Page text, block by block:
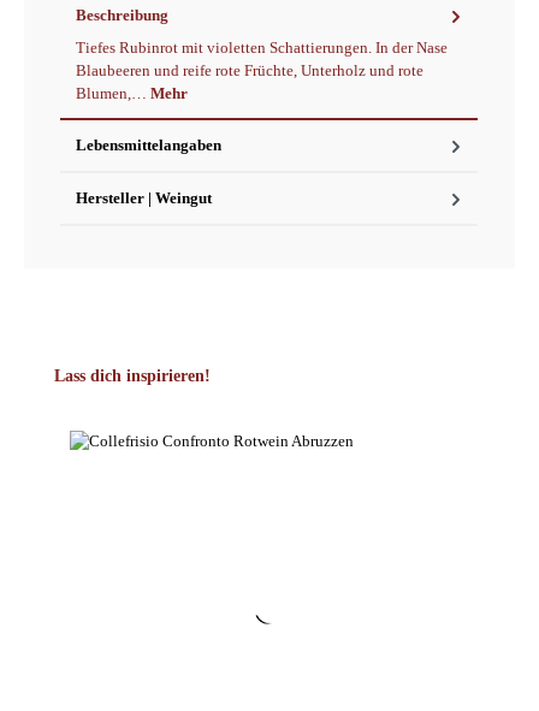
Beschreibung
Tiefes Rubinrot mit violetten Schattierungen. In der Nase
Blaubeeren und reife rote Früchte, Unterholz und rote
Blumen,… Mehr
Lebensmittelangaben
Hersteller | Weingut
Produktgalerie überspringen
Lass dich inspirieren!